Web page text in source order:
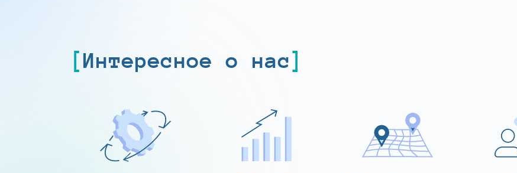
Интересное о нас